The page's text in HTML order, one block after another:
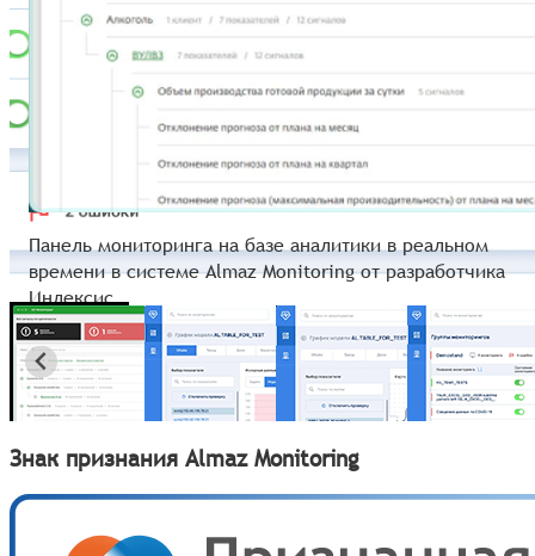
Панель мониторинга на базе аналитики в реальном
времени в системе Almaz Monitoring от разработчика
Инлексис
Знак признания Almaz Monitoring